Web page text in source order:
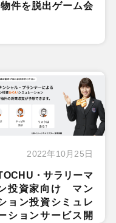
件を脱出ゲーム会
2022年10月25日
・サラリーマ
投資家向け マン
ョン投資シミュレ
ションサービス開